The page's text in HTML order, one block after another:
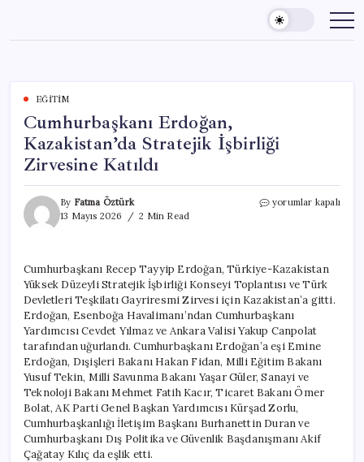
content
EĞITIM
Cumhurbaşkanı Erdoğan,
Kazakistan’da Stratejik İşbirliği
Zirvesine Katıldı
By Fatma Öztürk
13 Mayıs 2026
2 Min Read
Cumhurbaşkanı
Zirvesine
Katıldı
için
yorumlar kapalı
Cumhurbaşkanı Recep Tayyip Erdoğan, Türkiye-Kazakistan
Yüksek Düzeyli Stratejik İşbirliği Konseyi Toplantısı ve Türk
Devletleri Teşkilatı Gayriresmi Zirvesi için Kazakistan’a gitti.
Erdoğan, Esenboğa Havalimanı’ndan Cumhurbaşkanı
Yardımcısı Cevdet Yılmaz ve Ankara Valisi Yakup Canpolat
tarafından uğurlandı. Cumhurbaşkanı Erdoğan’a eşi Emine
Erdoğan, Dışişleri Bakanı Hakan Fidan, Milli Eğitim Bakanı
Yusuf Tekin, Milli Savunma Bakanı Yaşar Güler, Sanayi ve
Teknoloji Bakanı Mehmet Fatih Kacır, Ticaret Bakanı Ömer
Bolat, AK Parti Genel Başkan Yardımcısı Kürşad Zorlu,
Cumhurbaşkanlığı İletişim Başkanı Burhanettin Duran ve
Cumhurbaşkanı Dış Politika ve Güvenlik Başdanışmanı Akif
Çağatay Kılıç da eşlik etti.